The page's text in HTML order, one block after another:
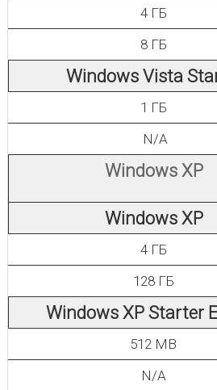
4 ГБ
8 ГБ
Windows Vista
1 ГБ
N/A
Windows XP
Windows XP
4 ГБ
128 ГБ
Windows XP Starter
512 MB
N/A